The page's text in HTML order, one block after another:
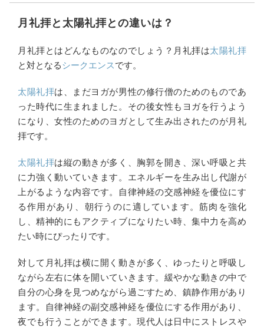
月礼拝と太陽礼拝との違いは？
月礼拝とはどんなものなのでしょう？月礼拝は太陽礼拝
と対となるシークエンスです。
太陽礼拝は、まだヨガが男性の修行僧のためのものであ
った時代に生まれました。その後女性もヨガを行うよう
になり、女性のためのヨガとして生み出されたのが月礼
拝です。
太陽礼拝は縦の動きが多く、胸郭を開き、深い呼吸と共
に力強く動いていきます。エネルギーを生み出し代謝が
上がるような内容です。自律神経の交感神経を優位にす
る作用があり、朝行うのに適しています。筋肉を強化
し、精神的にもアクティブになりたい時、集中力を高め
たい時にぴったりです。
対して月礼拝は横に開く動きが多く、ゆったりと呼吸し
ながら左右に体を開いていきます。緩やかな動きの中で
自分の心身を見つめながら過ごすため、鎮静作用があり
ます。自律神経の副交感神経を優位にする作用があり、
夜でも行うことができます。現代人は日中にストレスや